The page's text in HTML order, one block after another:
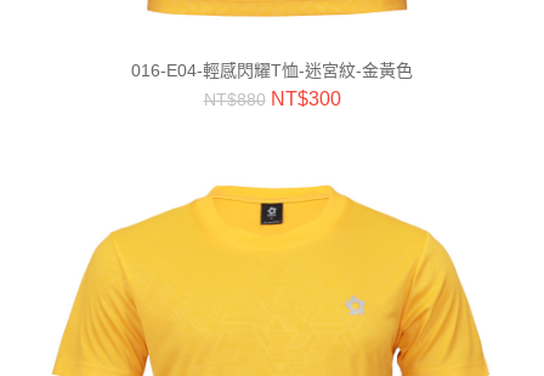
016-E04-輕感閃耀T恤-迷宮紋-金黃色
NT$880 NT$300